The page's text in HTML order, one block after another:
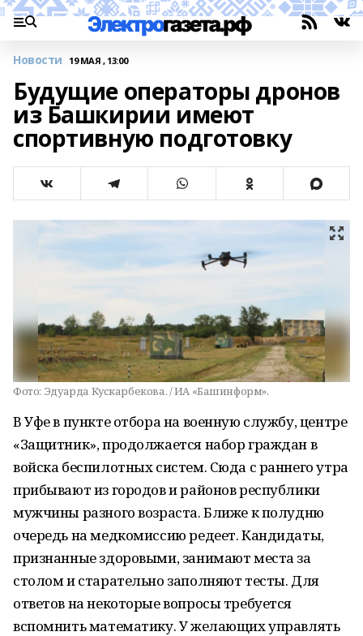
Новости 19 МАЯ , 13:00
Будущие операторы дронов
из Башкирии имеют
спортивную подготовку
Фото: Эдуарда Кускарбекова. / ИА «Башинформ».
В Уфе в пункте отбора на военную службу, центре
«Защитник», продолжается набор граждан в
войска беспилотных систем. Сюда с раннего утра
прибывают из городов и районов республики
мужчины разного возраста. Ближе к полудню
очередь на медкомиссию редеет. Кандидаты,
признанные здоровыми, занимают места за
столом и старательно заполняют тесты. Для
ответов на некоторые вопросы требуется
вспомнить математику. У желающих управлять